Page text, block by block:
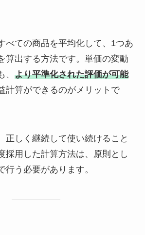
べての商品を平均化して、1つあ
算出する方法です。単価の変動
より平準化された評価が可能
計算ができるのがメリットで
正しく継続して使い続けること
採用した計算方法は、原則とし
行う必要があります。